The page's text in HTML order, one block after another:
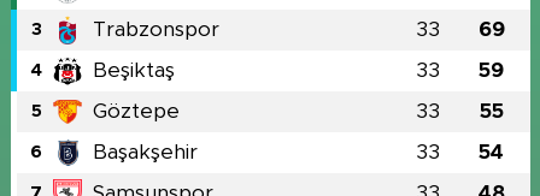
3 Trabzonspor 33 69
4 Beşiktaş 33 59
5 Göztepe 33 55
6 Başakşehir 33 54